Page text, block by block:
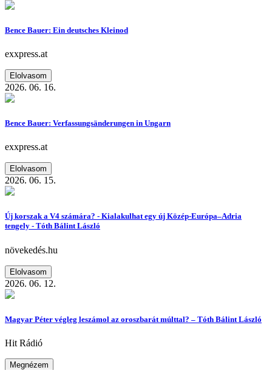
Bence Bauer: Ein deutsches Kleinod
exxpress.at
Elolvasom
2026. 06. 16.
Bence Bauer: Verfassungsänderungen in Ungarn
exxpress.at
Elolvasom
2026. 06. 15.
Új korszak a V4 számára? - Kialakulhat egy új Közép-Európa–Adria
tengely - Tóth Bálint László
növekedés.hu
Elolvasom
2026. 06. 12.
Magyar Péter végleg leszámol az oroszbarát múlttal? – Tóth Bálint László
Hit Rádió
Megnézem